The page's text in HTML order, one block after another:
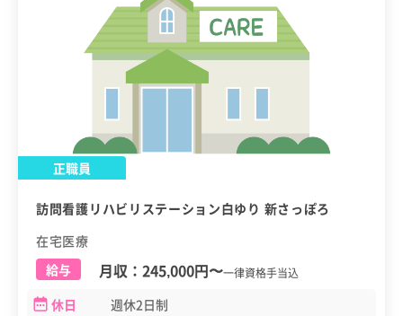
正職員
訪問看護リハビリステーション白ゆり 新さっぽろ
在宅医療
給与
月収： 245,000円〜一律資格手当込
休日
週休2日制